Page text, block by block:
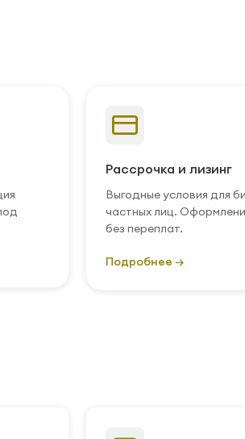
Рассрочка и лизинг
Выгодные условия для
частных лиц.
без переплат.
Подробнее →